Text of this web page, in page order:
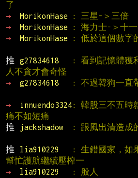
了
→
MorikonHase : 三星-＞三倍
→
MorikonHase : 海力士-＞十
→
MorikonHase
: 低於這個數字
推
g27834618
: 看到記憶體獲
人不貪才會奇怪
→
g27834618
: 不過韓狗一直
→
innuendo3324: 韓股三不五時
痛不如短痛
推
jackshadow
: 跟風出清造成
推
lia910229
: 生錯國家，如
幫忙護航繼續壓榨一
→
lia910229 : 般人